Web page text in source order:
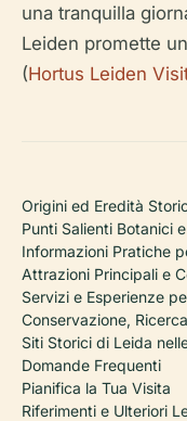
una tranquilla
Leiden promette
(Hortus Leiden
Origini ed Eredità
Punti Salienti Botanici
Informazioni Pratiche
Attrazioni Principali e
Servizi e Esperienze
Conservazione,
Siti Storici di Leida
Domande Frequenti
Pianifica la Tua Visita
Riferimenti e Ulteriori